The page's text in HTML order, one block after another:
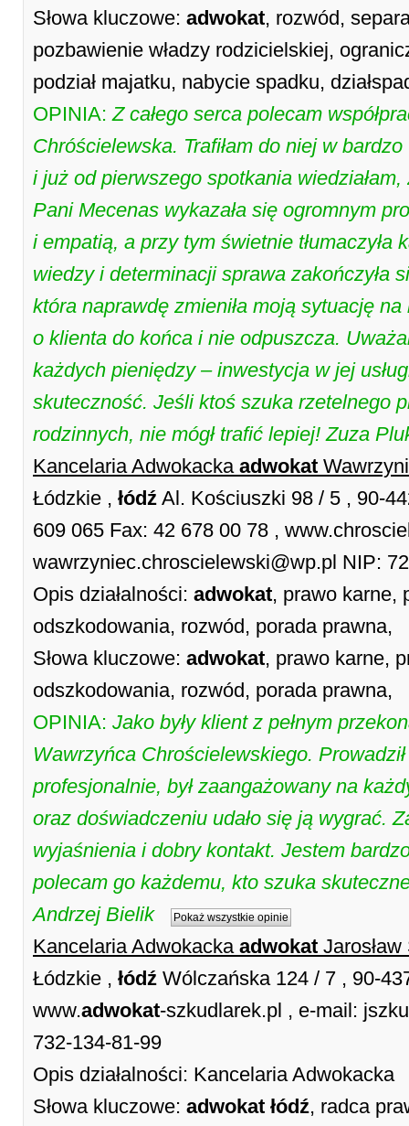
Słowa kluczowe: adwokat, rozwód,
pozbawienie władzy rodzicielskiej,
podział majatku, nabycie spadku,
OPINIA:Z całego serca polecam
Chróścielewska. Trafiłam do niej w
i już od pierwszego spotkania
Pani Mecenas wykazała się ogromnym
i empatią, a przy tym świetnie tłumaczyła
wiedzy i determinacji sprawa zakończyła
która naprawdę zmieniła moją sytuację
o klienta do końca i nie odpuszcza.
każdych pieniędzy – inwestycja w jej
skuteczność. Jeśli ktoś szuka rzetelnego
rodzinnych, nie mógł trafić lepiej! Zuza
Kancelaria Adwokacka adwokat
Łódzkie , łódź Al. Kościuszki 98 / 5 , 90-
609 065 Fax: 42 678 00 78 ,
wawrzyniec.chroscielewski@wp.pl NIP:
Opis działalności: adwokat, prawo karne,
odszkodowania, rozwód, porada prawna,
Słowa kluczowe: adwokat, prawo karne,
odszkodowania, rozwód, porada prawna,
OPINIA: Jako były klient z pełnym
Wawrzyńca Chrościelewskiego.
profesjonalnie, był zaangażowany na
oraz doświadczeniu udało się ją wygrać.
wyjaśnienia i dobry kontakt. Jestem
polecam go każdemu, kto szuka
Andrzej Bielik
Pokaż wszystkie opinie
Kancelaria Adwokacka adwokat
Łódzkie , łódź Wólczańska 124 / 7 , 90-
www.adwokat-szkudlarek.pl , e-mail:
732-134-81-99
Opis działalności: Kancelaria Adwokacka
Słowa kluczowe: adwokat łódź, radca